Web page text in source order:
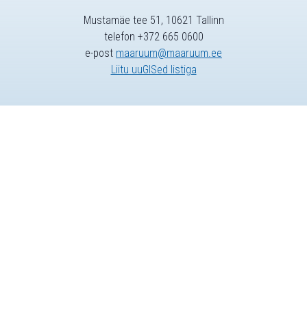
Mustamäe tee 51, 10621 Tallinn
telefon +372 665 0600
e-post maaruum@maaruum.ee
Liitu uuGISed listiga